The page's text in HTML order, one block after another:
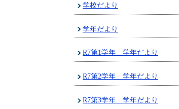
学校だより
学年だより
R7第1学年 学年だより
R7第2学年 学年だより
R7第3学年 学年だより